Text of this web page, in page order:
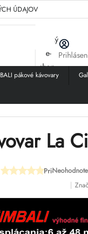
ÚDAJOV
pákové kávovary
La
Priemerné
hodnotenie
je
0,0
z 5
hviezdičiek.